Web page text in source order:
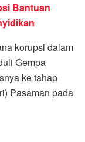
Bantuan
korupsi dalam
Gempa
ke tahap
Pasaman pada